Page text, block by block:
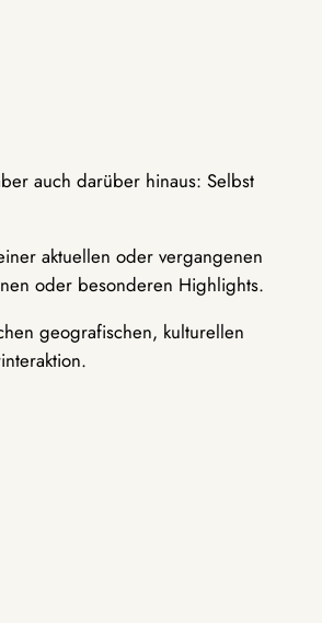
auch darüber hinaus: Selbst
aktuellen oder vergangenen
oder besonderen Highlights.
geografischen, kulturellen